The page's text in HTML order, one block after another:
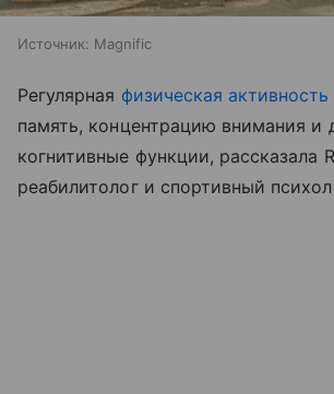
Источник: Magnific
Регулярная физическая активность
память, концентрацию внимания и
когнитивные функции, рассказала
реабилитолог и спортивный